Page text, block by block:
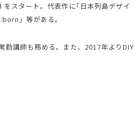
スタート。代表作に｢日本列島デザイ
」等がある。
勤講師も務める。また、2017年よりDIY